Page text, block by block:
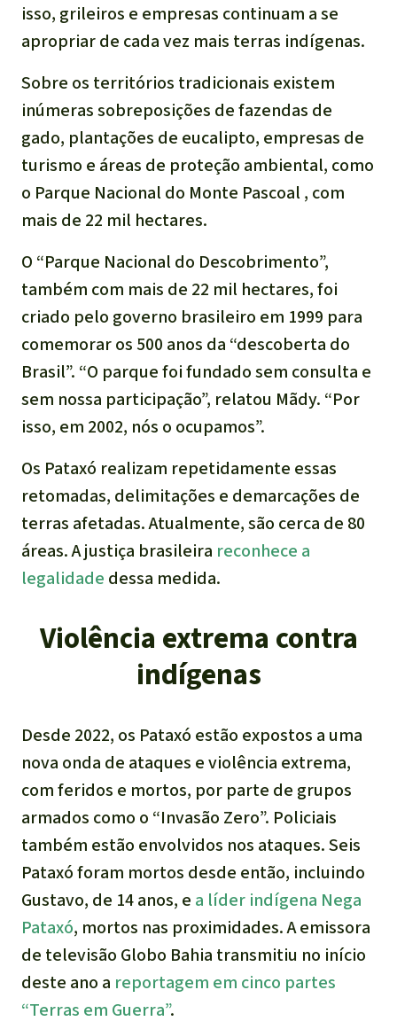
isso, grileiros e empresas continuam a se
apropriar de cada vez mais terras indígenas.
Sobre os territórios tradicionais existem
inúmeras sobreposições de fazendas de
gado, plantações de eucalipto, empresas de
turismo e áreas de proteção ambiental, como
o Parque Nacional do Monte Pascoal , com
mais de 22 mil hectares.
O “Parque Nacional do Descobrimento”,
também com mais de 22 mil hectares, foi
criado pelo governo brasileiro em 1999 para
comemorar os 500 anos da “descoberta do
Brasil”. “O parque foi fundado sem consulta e
sem nossa participação”, relatou Mãdy. “Por
isso, em 2002, nós o ocupamos”.
Os Pataxó realizam repetidamente essas
retomadas, delimitações e demarcações de
terras afetadas. Atualmente, são cerca de 80
áreas. A justiça brasileira reconhece a
legalidade dessa medida.
Violência extrema contra
indígenas
Desde 2022, os Pataxó estão expostos a uma
nova onda de ataques e violência extrema,
com feridos e mortos, por parte de grupos
armados como o “Invasão Zero”. Policiais
também estão envolvidos nos ataques. Seis
Pataxó foram mortos desde então, incluindo
Gustavo, de 14 anos, e a líder indígena Nega
Pataxó, mortos nas proximidades. A emissora
de televisão Globo Bahia transmitiu no início
deste ano a reportagem em cinco partes
“Terras em Guerra”.